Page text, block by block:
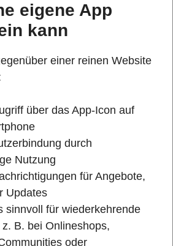
eigene App
kann
einer reinen Website
über das App-Icon auf
durch
Nutzung
für Angebote,
Updates
sinnvoll für wiederkehrende
B. bei Onlineshops,
oder